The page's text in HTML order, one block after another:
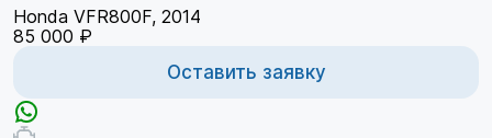
Honda VFR800F, 2014
85 000 ₽
Оставить заявку